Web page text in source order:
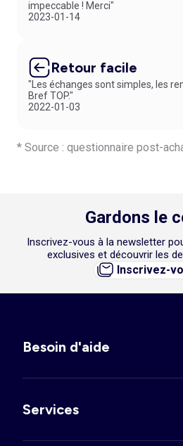
impeccable ! Merci"
2023-01-14
Retour facile
"Les échanges sont simples, les
Bref TOP."
2022-01-03
* Source : questionnaire post-
Gardons le
Inscrivez-vous à la newsletter
exclusives et découvrir les
Inscrivez-
Besoin d'aide
Services